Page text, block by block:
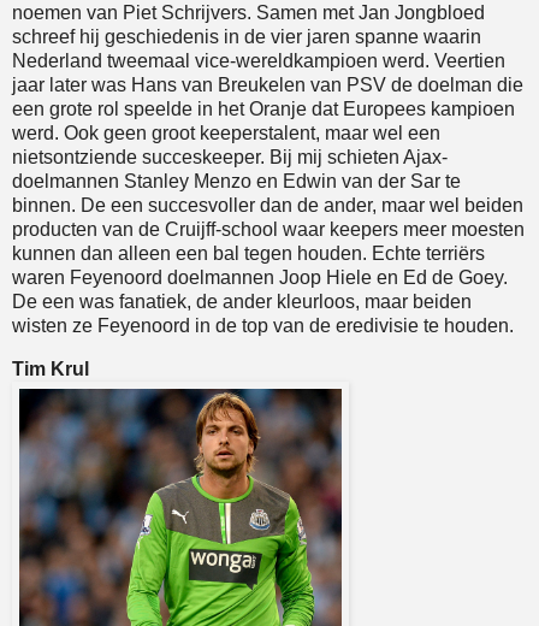
noemen van Piet Schrijvers. Samen met Jan Jongbloed
schreef hij geschiedenis in de vier jaren spanne waarin
Nederland tweemaal vice-wereldkampioen werd. Veertien
jaar later was Hans van Breukelen van PSV de doelman die
een grote rol speelde in het Oranje dat Europees kampioen
werd. Ook geen groot keeperstalent, maar wel een
nietsontziende succeskeeper. Bij mij schieten Ajax-
doelmannen Stanley Menzo en Edwin van der Sar te
binnen. De een succesvoller dan de ander, maar wel beiden
producten van de Cruijff-school waar keepers meer moesten
kunnen dan alleen een bal tegen houden. Echte terriërs
waren Feyenoord doelmannen Joop Hiele en Ed de Goey.
De een was fanatiek, de ander kleurloos, maar beiden
wisten ze Feyenoord in de top van de eredivisie te houden.
Tim Krul